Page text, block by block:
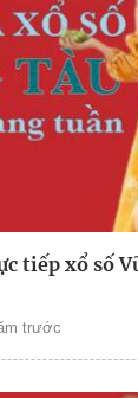
tiếp xổ số
trước